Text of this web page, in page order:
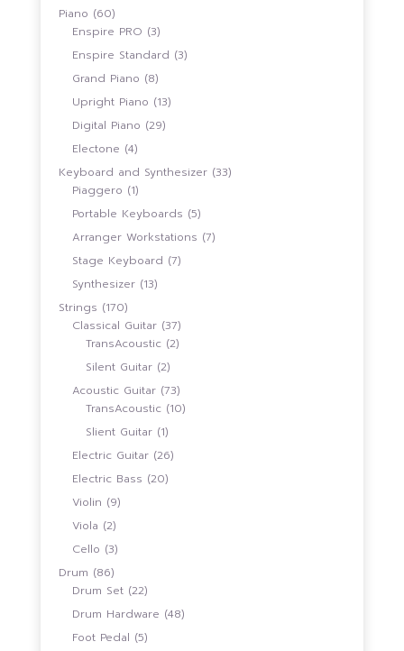
Piano 6060
สินค้า
Enspire PRO 33
สินค้า
Enspire Standard 33
Grand Piano 88
สินค้า
Upright Piano 1313
Digital Piano 2929
Electone 44
สินค้า
Keyboard and Synthesizer 3333
Piaggero 11
สินค้า
Portable Keyboards 55
สินค้า
Arranger Workstations 77
Stage Keyboard 77
Synthesizer 1313
Strings 170170
สินค้า
Classical Guitar 3737
สินค้า
TransAcoustic 22
Silent Guitar 22
สินค้า
Acoustic Guitar 7373
สินค้า
TransAcoustic 1010
Slient Guitar 11
สินค้า
Electric Guitar 2626
Electric Bass 2020
Violin 99
Viola 22
สินค้า
Cello 33
สินค้า
Drum 8686
สินค้า
Drum Set 2222
สินค้า
Drum Hardware 4848
Foot Pedal 55